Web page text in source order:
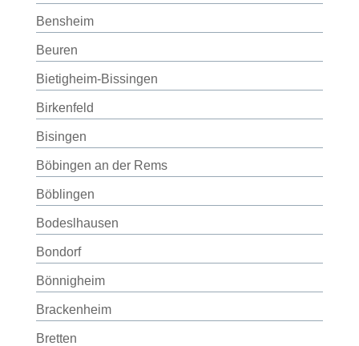
Bensheim
Beuren
Bietigheim-Bissingen
Birkenfeld
Bisingen
Böbingen an der Rems
Böblingen
Bodeslhausen
Bondorf
Bönnigheim
Brackenheim
Bretten